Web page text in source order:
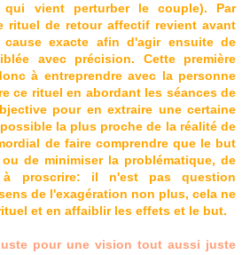
qui vient perturber le couple). Par
rituel de retour affectif revient avant
exacte afin d'agir ensuite de
avec précision. Cette première
à entreprendre avec la personne
ce rituel en abordant les séances de
pour en extraire une certaine
la plus proche de la réalité de
de faire comprendre que le but
de minimiser la problématique, de
à proscrire: il n'est pas question
de l'exagération non plus, cela ne
et en affaiblir les effets et le but.
pour une vision tout aussi juste